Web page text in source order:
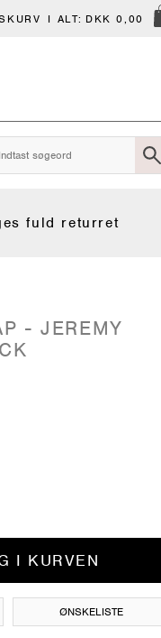
I ALT: DKK 0,00
fuld returret
- JEREMY
I KURVEN
ØNSKELISTE